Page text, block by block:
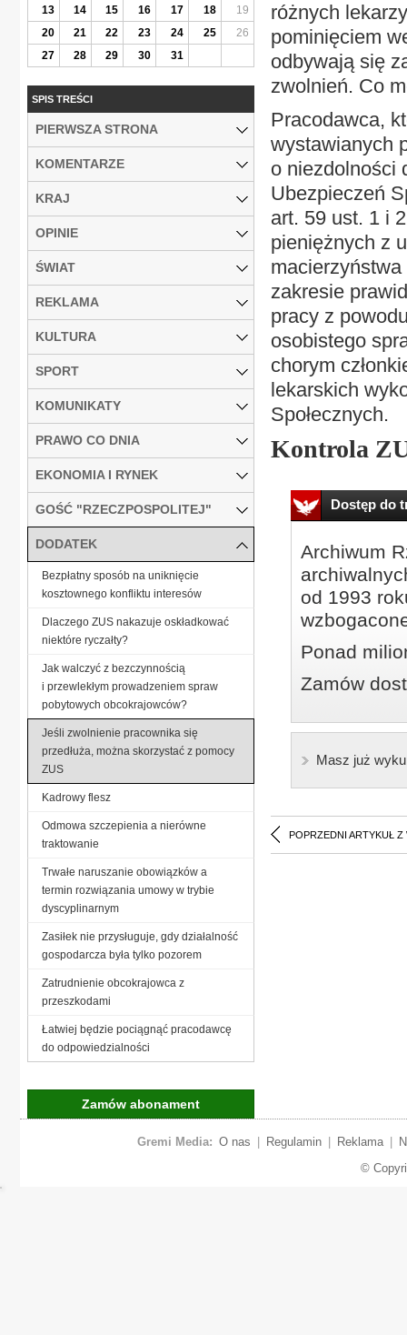
różnych
pominięciem
odbywają się
zwolnień. Co
Pracodawca,
wystawianych
o niezdolności
Ubezpieczeń
art. 59 ust. 1 i
pieniężnych z
zakresie
pracy z
osobistego
chorym
lekarskich
Społecznych.
Kontrola
Dostęp do
Archiwum
od 1993
Ponad
Zamów
Masz już
POPRZEDNI ARTYKUŁ Z
13
14 15 16 17 18
19
20
21 22 23 24 25
26
27
28 29 30 31
SPIS TREŚCI
PIERWSZA STRONA
KOMENTARZE
KRAJ
OPINIE
ŚWIAT
REKLAMA
KULTURA
SPORT
KOMUNIKATY
PRAWO CO DNIA
EKONOMIA I RYNEK
GOŚĆ "RZECZPOSPOLITEJ"
DODATEK
Bezpłatny sposób na uniknięcie
kosztownego konfliktu interesów
Dlaczego ZUS nakazuje oskładkować
niektóre ryczałty?
Jak walczyć z bezczynnością
i przewlekłym prowadzeniem spraw
pobytowych obcokrajowców?
Jeśli zwolnienie pracownika się
przedłuża, można skorzystać z pomocy
ZUS
Kadrowy flesz
Odmowa szczepienia a nierówne
traktowanie
Trwałe naruszanie obowiązków a
termin rozwiązania umowy w trybie
dyscyplinarnym
Zasiłek nie przysługuje, gdy działalność
gospodarcza była tylko pozorem
Zatrudnienie obcokrajowca z
przeszkodami
Łatwiej będzie pociągnąć pracodawcę
do odpowiedzialności
Zamów abonament
Gremi Media: O nas Regulamin Reklama
©